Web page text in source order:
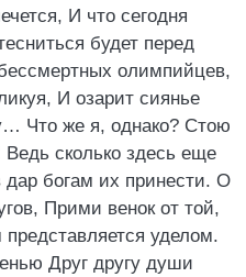
И что сегодня
будет перед
олимпийцев,
И озарит сиянье
Что же я, однако? Стою
сколько здесь еще
дар богам их принести. О
Прими венок от той,
уделом.
Друг другу души